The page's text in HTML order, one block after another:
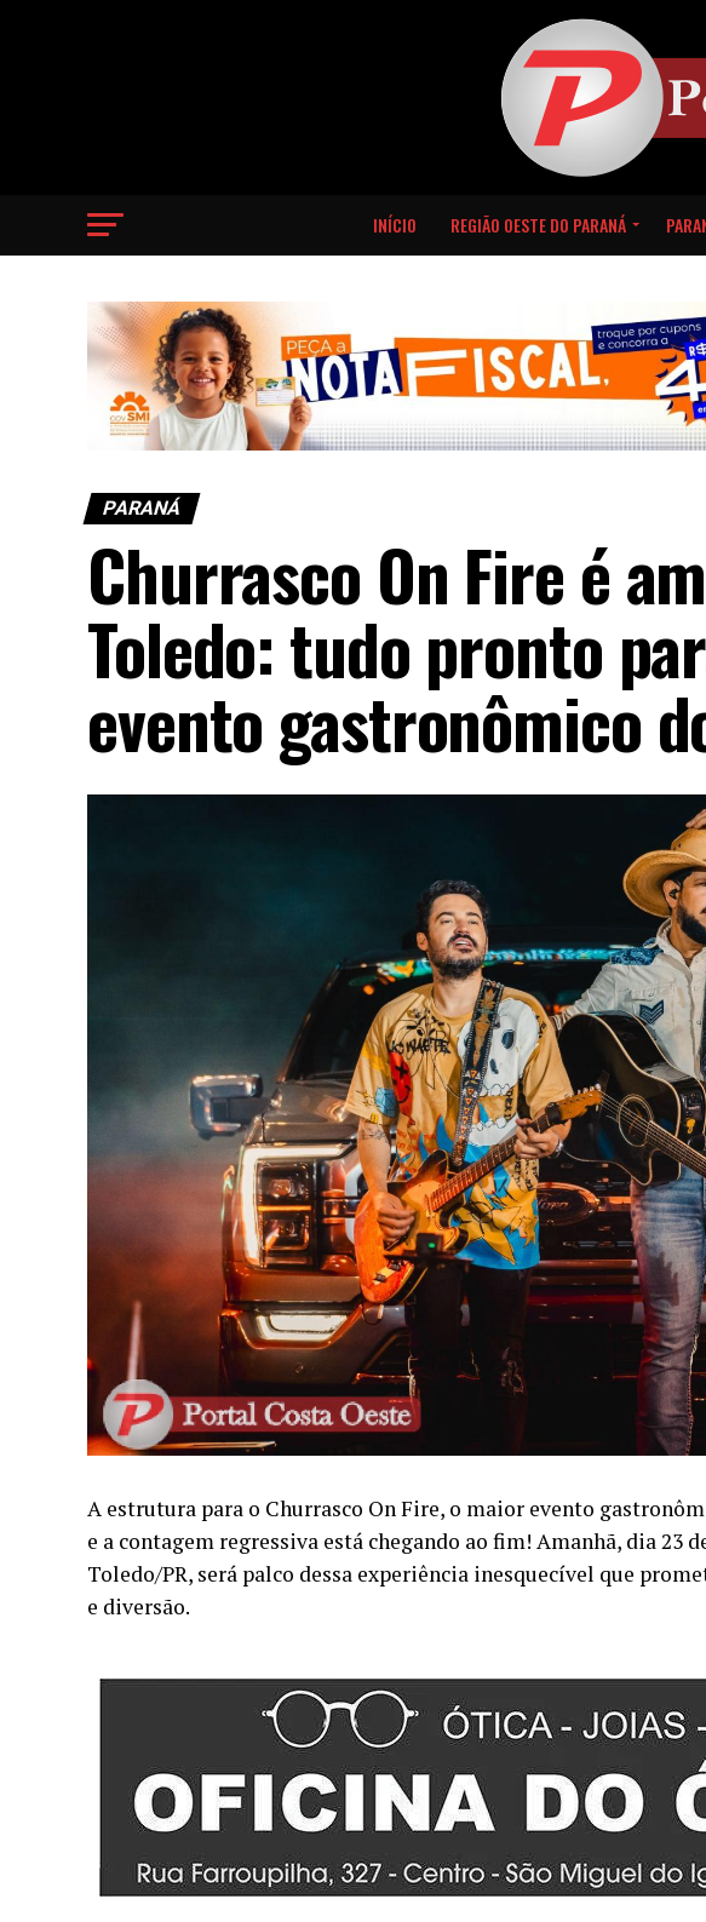
INÍCIO REGIÃO OESTE DO PARANÁ
PARANÁ
Churrasco On Fire é
Toledo: tudo pronto
evento gastronômico
A estrutura para o Churrasco On Fire, o maior evento
e a contagem regressiva está chegando ao fim! Amanhã, dia 23
Toledo/PR, será palco dessa experiência inesquecível que
e diversão.